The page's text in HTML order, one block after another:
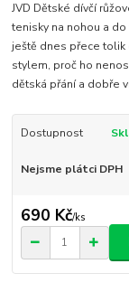
JVD Dětské dívčí
tenisky na nohou a
ještě dnes přece tolik
stylem, proč ho
dětská přání a dobře
Dostupnost
Nejsme plátci DPH
690 Kč/ks